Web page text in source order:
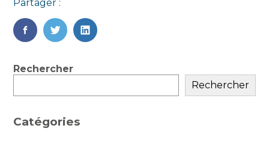
Partager :
FaceBook
TwitterLinkedIn
Blog
Rechercher
Rechercher
Catégories